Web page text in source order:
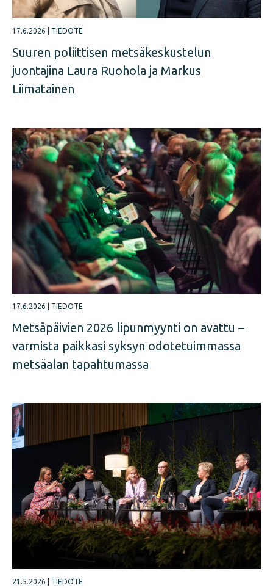
17.6.2026 TIEDOTE
Suuren poliittisen metsäkeskustelun
juontajina Laura Ruohola ja Markus
Liimatainen
17.6.2026 TIEDOTE
Metsäpäivien 2026 lipunmyynti on avattu –
varmista paikkasi syksyn odotetuimmassa
metsäalan tapahtumassa
21.5.2026 TIEDOTE